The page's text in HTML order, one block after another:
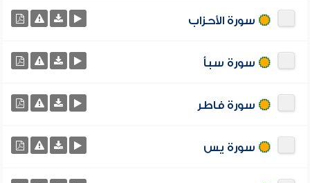
سورة الأحزاب
سورة سبأ
سورة فاطر
سورة يس